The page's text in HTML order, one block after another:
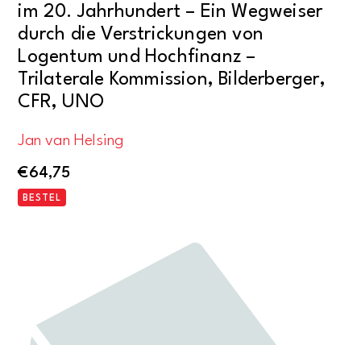
im 20. Jahrhundert – Ein Wegweiser
durch die Verstrickungen von
Logentum und Hochfinanz –
Trilaterale Kommission, Bilderberger,
CFR, UNO
Jan van Helsing
€64,75
BESTEL